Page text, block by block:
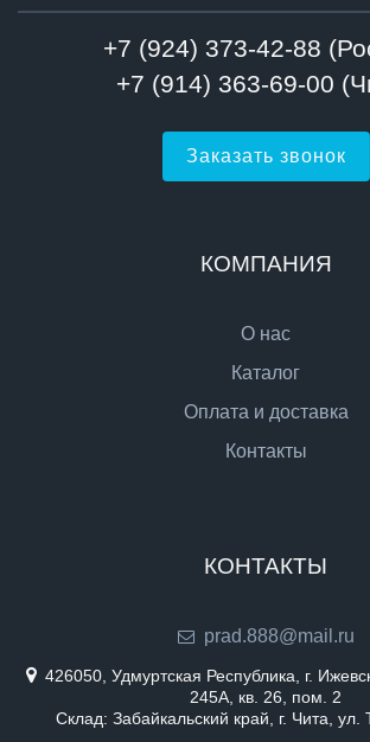
+7 (924) 373-42-88
+7 (914) 363-69-00
Заказать звонок
КОМПАНИЯ
О нас
Каталог
Оплата и доставка
Контакты
КОНТАКТЫ
prad.888@mail.ru
426050, Удмуртская Республика, г.
245А, кв. 26, пом. 2
Склад: Забайкальский край, г. Чита, ул.